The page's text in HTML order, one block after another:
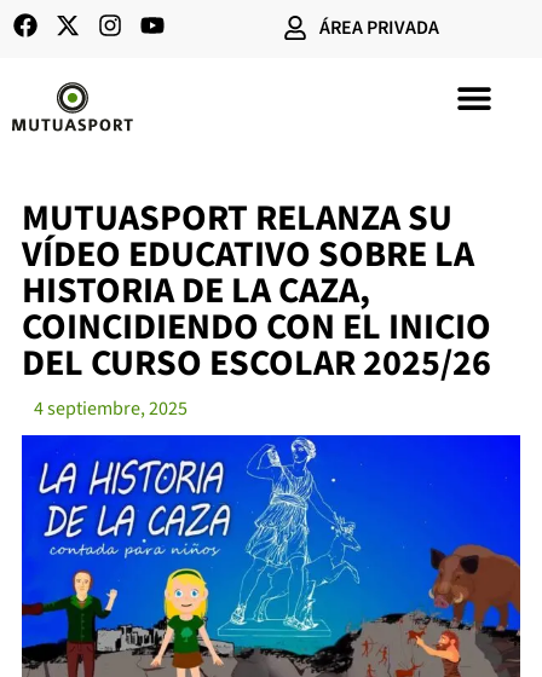
ÁREA PRIVADA
MUTUASPORT RELANZA SU
VÍDEO EDUCATIVO SOBRE LA
HISTORIA DE LA CAZA,
COINCIDIENDO CON EL INICIO
DEL CURSO ESCOLAR 2025/26
4 septiembre, 2025